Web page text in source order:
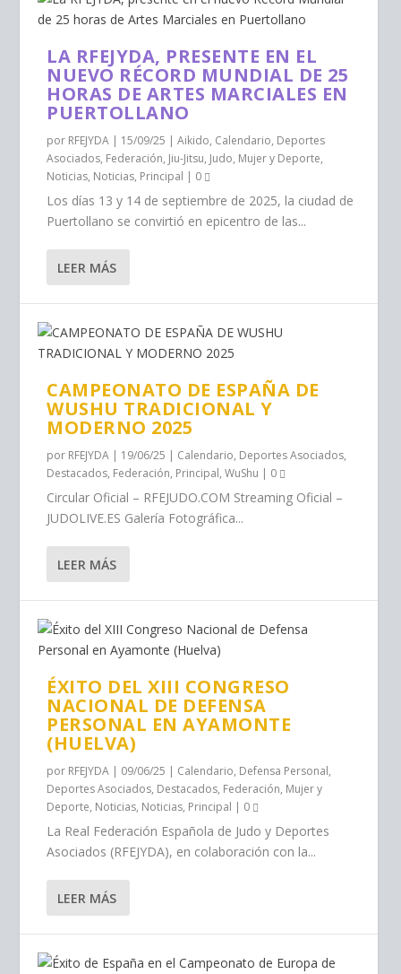
LA RFEJYDA, PRESENTE EN EL
NUEVO RÉCORD MUNDIAL DE 25
HORAS DE ARTES MARCIALES EN
PUERTOLLANO
por RFEJYDA | 15/09/25 |Aikido, Calendario, Deportes
Asociados, Federación, Jiu-Jitsu, Judo, Mujer y Deporte,
Noticias, Noticias, Principal | 0
Los días 13 y 14 de septiembre de 2025, la ciudad de
Puertollano se convirtió en epicentro de las...
LEER MÁS
CAMPEONATO DE ESPAÑA DE
WUSHU TRADICIONAL Y
MODERNO 2025
por RFEJYDA | 19/06/25 | Calendario, Deportes Asociados,
Destacados, Federación, Principal,WuShu | 0
Circular Oficial – RFEJUDO.COM Streaming Oficial –
JUDOLIVE.ES Galería Fotográfica...
LEER MÁS
ÉXITO DEL XIII CONGRESO
NACIONAL DE DEFENSA
PERSONAL EN AYAMONTE
(HUELVA)
por RFEJYDA | 09/06/25 | Calendario, Defensa Personal,
Deportes Asociados, Destacados, Federación, Mujer y
Deporte, Noticias, Noticias, Principal | 0
La Real Federación Española de Judo y Deportes
Asociados (RFEJYDA), en colaboración con la...
LEER MÁS